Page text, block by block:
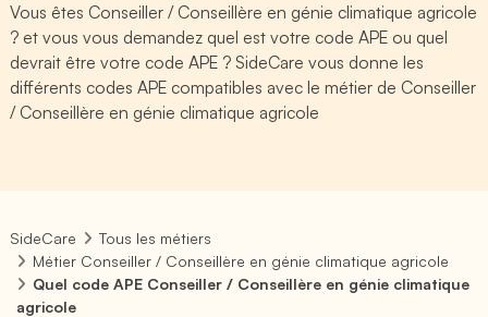
Vous êtes Conseiller / Conseillère en génie climatique agricole
? et vous vous demandez quel est votre code APE ou quel
devrait être votre code APE ? SideCare vous donne les
différents codes APE compatibles avec le métier de Conseiller
/ Conseillère en génie climatique agricole
SideCare
Tous les métiers
Métier Conseiller / Conseillère en génie climatique agricole
Quel code APE Conseiller / Conseillère en génie climatique
agricole